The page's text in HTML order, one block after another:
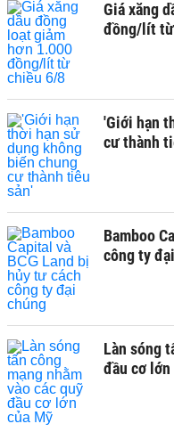
Giá xăng
đồng/lít
'Giới hạn
cư thành
Bamboo
công ty
Làn sóng
đầu cơ lớn